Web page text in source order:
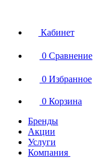
Кабинет
0 Сравнение
0 Избранное
0 Корзина
Бренды
Акции
Услуги
Компания